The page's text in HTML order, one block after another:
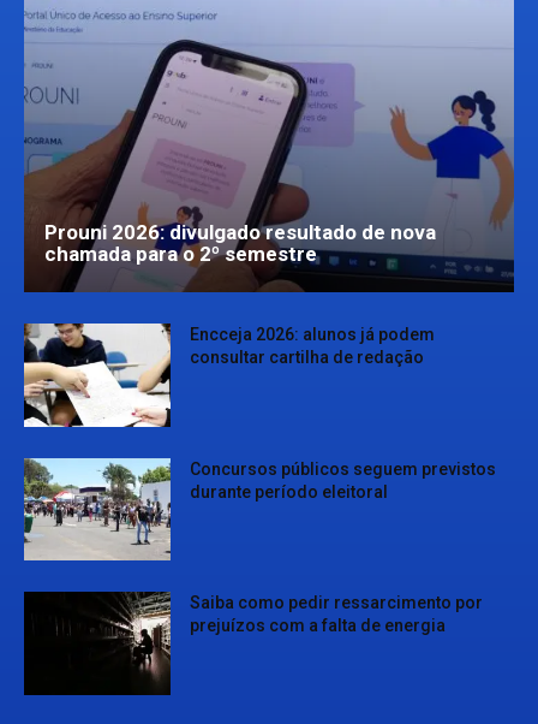
Prouni 2026: divulgado resultado de nova
chamada para o 2º semestre
Encceja 2026: alunos já podem
consultar cartilha de redação
Concursos públicos seguem previstos
durante período eleitoral
Saiba como pedir ressarcimento por
prejuízos com a falta de energia